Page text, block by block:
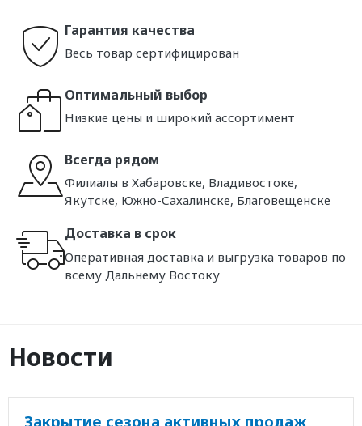
Гарантия качества
Весь товар сертифицирован
Оптимальный выбор
Низкие цены и широкий ассортимент
Всегда рядом
Филиалы в Хабаровске, Владивостоке,
Якутске, Южно-Сахалинске, Благовещенске
Доставка в срок
Оперативная доставка и выгрузка товаров по
всему Дальнему Востоку
Новости
Закрытие сезона активных продаж